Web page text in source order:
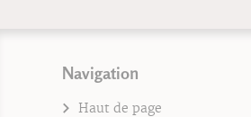
Navigation
Haut de page